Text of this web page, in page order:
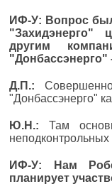
ИФ-У: Вопрос
другим
"Донбассэнерго"
Д.П.:
"Донбассэнерго"
Ю.Н.: Там
неподконтрольных
ИФ-У: Нам
планирует